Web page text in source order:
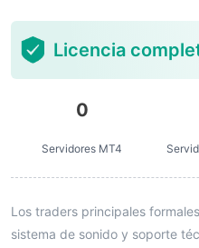
Licencia
0
Servidores MT4
Los traders principales
sistema de sonido y soporte